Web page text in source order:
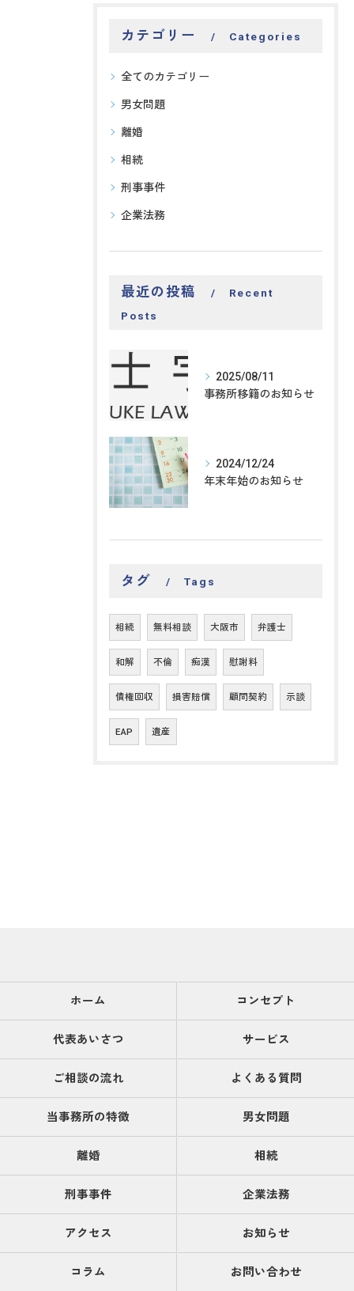
カテゴリー Categories
全てのカテゴリー
男女問題
離婚
相続
刑事事件
企業法務
最近の投稿
Recent
Posts
2025/08/11
事務所移籍のお知らせ
2024/12/24
年末年始のお知らせ
タグ Tags
相続 無料相談 大阪市 弁護士
和解 不倫 痴漢 慰謝料
債権回収 損害賠償 顧問契約 示談
EAP 遺産
ホーム コンセプト
代表あいさつ サービス
ご相談の流れ よくある質問
当事務所の特徴 男女問題
離婚 相続
刑事事件 企業法務
アクセス お知らせ
コラム お問い合わせ